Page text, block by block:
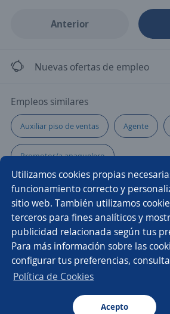
Utilizamos cookies propias
funcionamiento correcto y
sitio web. También utilizamos
terceros para fines analíticos y
publicidad relacionada según tus
Para más información sobre las
configurar tus preferencias,
Política de Cookies
Acepto
Anterior
Nuevas ofertas de empleo
Empleos similares
Auxiliar piso de ventas Agente
Promotor/a anaquelero
Bilingual customer service representative
Asesor/a educativo Impulsador/a
Promotor/a asesor de créditos
Responsable de crédito y cobranza
Vendedor preventista
Buscar es más fácil
CT App
Navegador